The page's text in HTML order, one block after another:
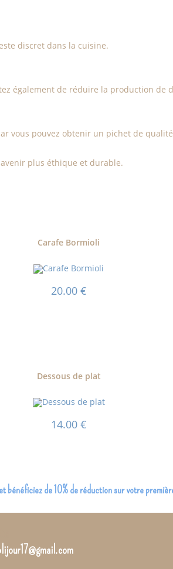
discret dans la cuisine.
également de réduire la production
vous pouvez obtenir un pichet de
plus éthique et durable.
Carafe Bormioli
20.00 €
Dessous de plat
14.00 €
bénéficiez de 10% de réduction sur votre